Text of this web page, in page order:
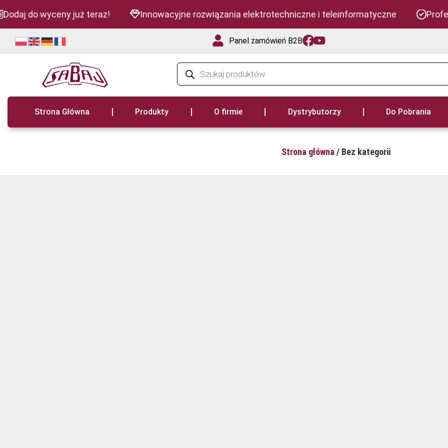
Dodaj do wyceny już teraz! Innowacyjne rozwiązania elektrotechniczne i teleinformatyczne
Panel zamówień B2B
Strona Główna Produkty O firmie Dystrybutorzy Do Pobrania
Strona główna / Bez kategorii